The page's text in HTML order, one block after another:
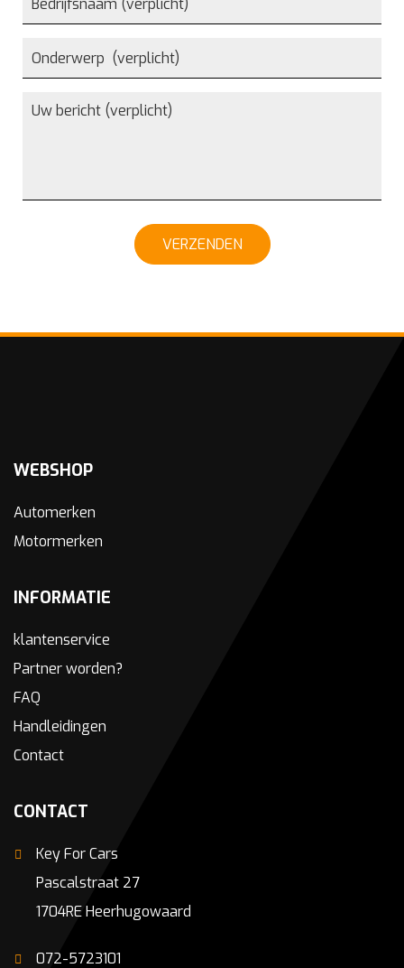
VERZENDEN
WEBSHOP
Automerken
Motormerken
INFORMATIE
klantenservice
Partner worden?
FAQ
Handleidingen
Contact
CONTACT
Key For Cars
Pascalstraat 27
1704RE Heerhugowaard
072-5723101